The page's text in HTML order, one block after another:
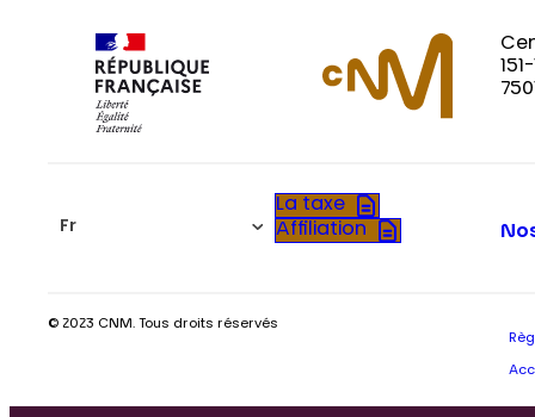
Fr
La taxe
Affiliation
© 2023 CNM. Tous droits réservés